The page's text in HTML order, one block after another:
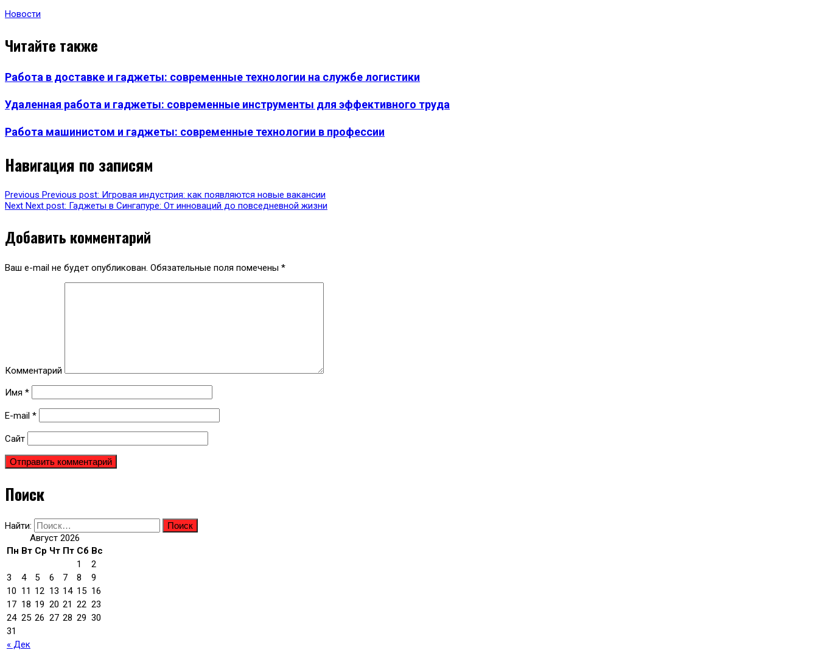
Новости
Читайте также
Работа в доставке и гаджеты: современные технологии на службе логистики
Удаленная работа и гаджеты: современные инструменты для эффективного труда
Работа машинистом и гаджеты: современные технологии в профессии
Навигация по записям
Previous Previous post: Игровая индустрия: как появляются новые вакансии
Next Next post: Гаджеты в Сингапуре: От инноваций до повседневной жизни
Добавить комментарий
Ваш e-mail не будет опубликован. Обязательные поля помечены *
Комментарий
Имя *
E-mail *
Сайт
Поиск
Найти:
Август 2026
Пн Вт Ср Чт Пт Сб Вс
« Дек
1
2
3
4 5 6 7 8
9
10 11 12 13 14 15 16
17 18 19 20 21 22 23
24 25 26 27 28 29 30
31